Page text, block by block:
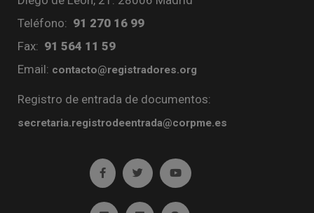
Teléfono: 91 270 16 99
Fax: 91 564 11 59
Email: contacto@registradores.org
Registro de entrada de documentos:
secretaria.registrodeentrada@corpme.es
Ir a facebook (abre en ventana nueva)
Ir a twitter (abre en ventana nueva)
Ir a YouTube (abre en